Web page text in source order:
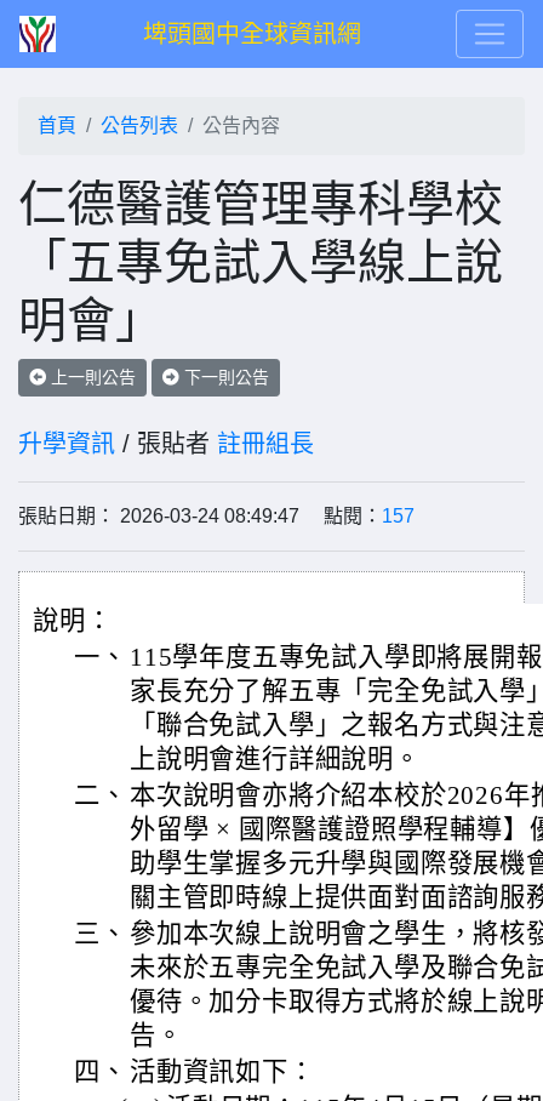
埤頭國中全球資訊網
首頁 公告列表 公告內容
仁德醫護管理專科學校
「五專免試入學線上說
明會」
上一則公告 下一則公告
升學資訊 / 張貼者 註冊組長
張貼日期： 2026-03-24 08:49:47 點閱： 157
說明：
一、 115學年度五專免試入學即將展開
家長充分了解五專「完全免試入學
「聯合免試入學」之報名方式與
上說明會進行詳細說明。
二、 本次說明會亦將介紹本校於2026年
外留學 × 國際醫護證照學程輔導】
助學生掌握多元升學與國際發展機
關主管即時線上提供面對面諮詢服
三、 參加本次線上說明會之學生，將核
未來於五專完全免試入學及聯合免
優待。加分卡取得方式將於線上說
告。
四、 活動資訊如下：